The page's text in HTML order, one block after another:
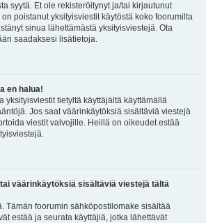
syytä. Et ole rekisteröitynyt ja/tai kirjautunut
poistanut yksityisviestit käytöstä koko foorumilta
sinua lähettämästä yksityisviestejä. Ota
saadaksesi lisätietoja.
en halua!
yksityisviestit tietyltä käyttäjältä käyttämällä
Jos saat väärinkäytöksiä sisältäviä viestejä
viestit valvojille. Heillä on oikeudet estää
väärinkäytöksiä sisältäviä viestejä tältä
Tämän foorumin sähköpostilomake sisältää
estää ja seurata käyttäjiä, jotka lähettävät